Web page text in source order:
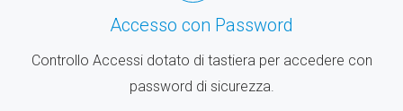
Accesso con Password
Controllo Accessi dotato di tastiera per accedere con
password di sicurezza.